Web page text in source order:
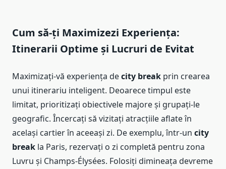
Cum să-ți Maximizezi Experiența:
Itinerarii Optime și Lucruri de Evitat
Maximizați-vă experiența decity break prin crearea
unui itinerariu inteligent. Deoarece timpul este
limitat, prioritizați obiectivele majore și grupați-le
geografic. Încercați să vizitați atracțiile aflate în
același cartier în aceeași zi. De exemplu, într-un city
break la Paris, rezervați o zi completă pentru zona
Luvru și Champs-Élysées. Folosiți dimineața devreme